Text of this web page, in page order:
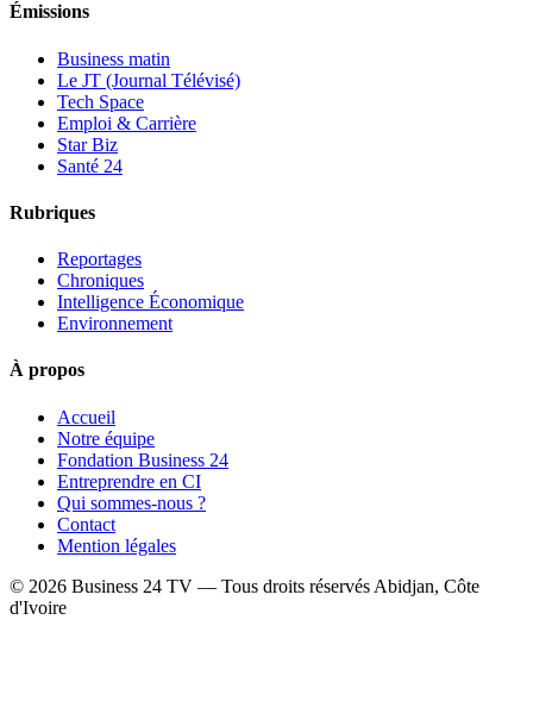
Émissions
Business matin
Le JT (Journal Télévisé)
Tech Space
Emploi & Carrière
Star Biz
Santé 24
Rubriques
Reportages
Chroniques
Intelligence Économique
Environnement
À propos
Accueil
Notre équipe
Fondation Business 24
Entreprendre en CI
Qui sommes-nous ?
Contact
Mention légales
© 2026 Business 24 TV — Tous droits réservés Abidjan, Côte
d'Ivoire